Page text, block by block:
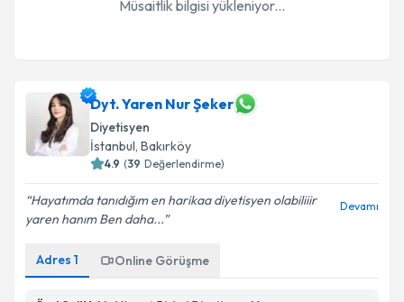
Müsaitlik bilgisi yükleniyor...
Dyt. Yaren Nur Şeker
Diyetisyen
İstanbul, Bakırköy
4.9 (39 Değerlendirme)
Hayatımda tanıdığım en harikaa diyetisyen olabiliiir
yaren hanım Ben daha...
Devamı
Adres 1 Online Görüşme